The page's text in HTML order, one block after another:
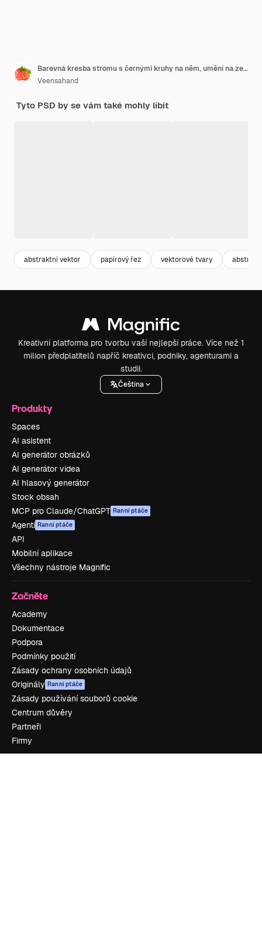
Barevná kresba stromu s černými kruhy na něm, umění na zeď, abstraktní geometrické tvary
Veensahand
Tyto PSD by se vám také mohly líbit
abstraktní vektor papírový řez vektorové tvary
Kreativní platforma pro tvorbu vaší nejlepší práce. Více než 1
milion předplatitelů napříč kreativci, podniky, agenturami a
studii.
Čeština
Produkty
Spaces
AI asistent
AI generátor obrázků
AI generátor videa
AI hlasový generátor
Stock obsah
MCP pro Claude/ChatGPT Ranní ptáče
Agenti Ranní ptáče
API
Mobilní aplikace
Všechny nástroje Magnific
Začněte
Academy
Dokumentace
Podpora
Podmínky použití
Zásady ochrany osobních údajů
Originály Ranní ptáče
Zásady používání souborů cookie
Centrum důvěry
Partneři
Firmy